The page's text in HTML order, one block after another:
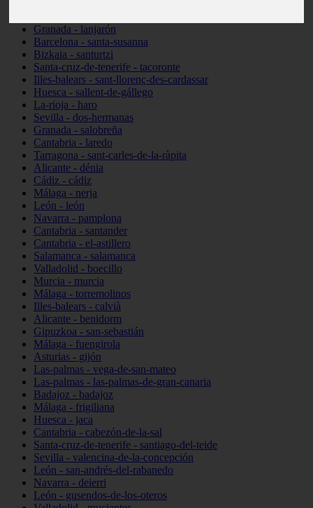
Granada - lanjarón
Barcelona - santa-susanna
Bizkaia - santurtzi
Santa-cruz-de-tenerife - tacoronte
Illes-balears - sant-llorenç-des-cardassar
Huesca - sallent-de-gállego
La-rioja - haro
Sevilla - dos-hermanas
Granada - salobreña
Cantabria - laredo
Tarragona - sant-carles-de-la-ràpita
Alicante - dénia
Cádiz - cádiz
Málaga - nerja
León - león
Navarra - pamplona
Cantabria - santander
Cantabria - el-astillero
Salamanca - salamanca
Valladolid - boecillo
Murcia - murcia
Málaga - torremolinos
Illes-balears - calvià
Alicante - benidorm
Gipuzkoa - san-sebastián
Málaga - fuengirola
Asturias - gijón
Las-palmas - vega-de-san-mateo
Las-palmas - las-palmas-de-gran-canaria
Badajoz - badajoz
Málaga - frigiliana
Huesca - jaca
Cantabria - cabezón-de-la-sal
Santa-cruz-de-tenerife - santiago-del-teide
Sevilla - valencina-de-la-concepción
León - san-andrés-del-rabanedo
Navarra - deierri
León - gusendos-de-los-oteros